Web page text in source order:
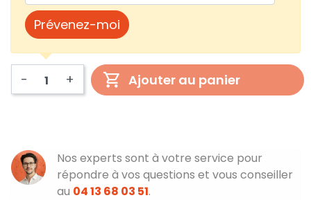
Prévenez-moi
- + Ajouter au panier
Nos experts sont à votre service pour
répondre à vos questions et vous conseiller
au 04 13 68 03 51.